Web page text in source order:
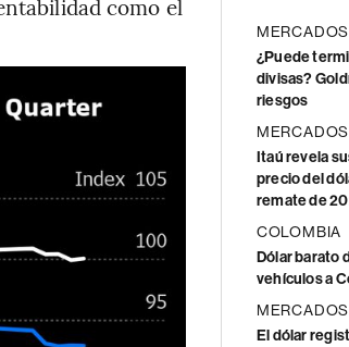
como el
MERCADOS
¿Puede
divisas?
riesgos
MERCADOS
Itaú revela
precio del
remate de
COLOMBIA
Dólar barato
vehículos a
MERCADOS
El dólar